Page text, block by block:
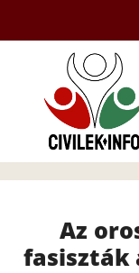
tartalomba
Az
fasiszták